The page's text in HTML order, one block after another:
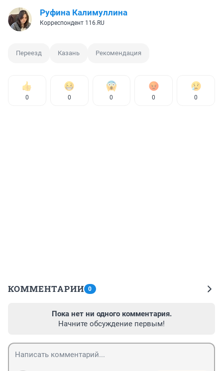
Руфина Калимуллина
Корреспондент 116.RU
Переезд Казань Рекомендация
0 0 0 0 0
КОММЕНТАРИИ 0
Пока нет ни одного комментария.
Начните обсуждение первым!